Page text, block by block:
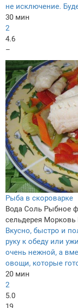
не исключение.
30 мин
2
4.6
–
Рыба в скороварке
Вода Соль Рыбное
сельдерея Морковь
Вкусно, быстро и
руку к обеду или
очень нежной, а
овощи, которые
20 мин
2
5.0